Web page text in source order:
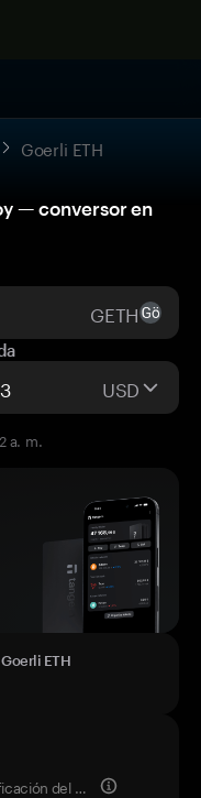
Goerli ETH
— conversor en
GETH
USD
a. m.
ETH
Clasificación del mercado